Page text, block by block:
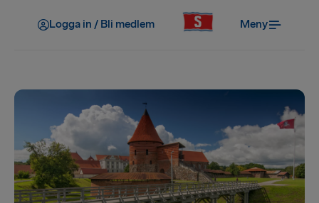
Logga in / Bli medlem Meny